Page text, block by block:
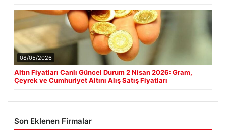
08/05/2026
Altın Fiyatları Canlı Güncel Durum 2 Nisan 2026: Gram,
Çeyrek ve Cumhuriyet Altını Alış Satış Fiyatları
Son Eklenen Firmalar